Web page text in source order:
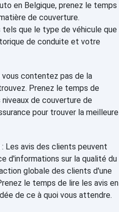
en Belgique, prenez le temps
de couverture.
que le type de véhicule que
de conduite et votre
contentez pas de la
Prenez le temps de
de couverture de
pour trouver la meilleure
Les avis des clients peuvent
d'informations sur la qualité du
globale des clients d'une
le temps de lire les avis en
de ce à quoi vous attendre.